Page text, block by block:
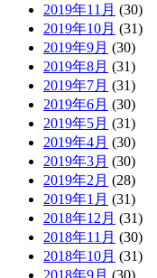
2019年11月 (30)
2019年10月 (31)
2019年9月 (30)
2019年8月 (31)
2019年7月 (31)
2019年6月 (30)
2019年5月 (31)
2019年4月 (30)
2019年3月 (30)
2019年2月 (28)
2019年1月 (31)
2018年12月 (31)
2018年11月 (30)
2018年10月 (31)